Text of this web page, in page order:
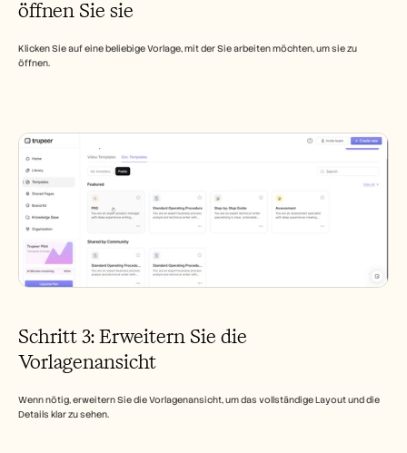
öffnen Sie sie
Klicken Sie auf eine beliebige Vorlage, mit der Sie arbeiten möchten, um sie zu
öffnen.
Schritt 3: Erweitern Sie die
Vorlagenansicht
Wenn nötig, erweitern Sie die Vorlagenansicht, um das vollständige Layout und die
Details klar zu sehen.